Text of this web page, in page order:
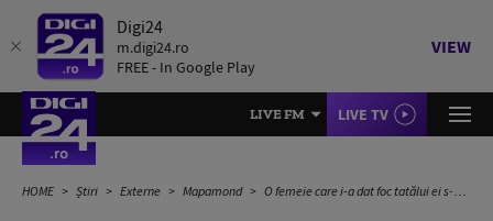
Digi24
m.digi24.ro
FREE - In Google Play
VIEW
LIVE FM LIVE TV
HOME Știri Externe Mapamond O femeie care i-a dat foc tatălui ei s-a dat de gol la 10 ani după ce a comis crima, în timp ce își privea propriul caz la televizor